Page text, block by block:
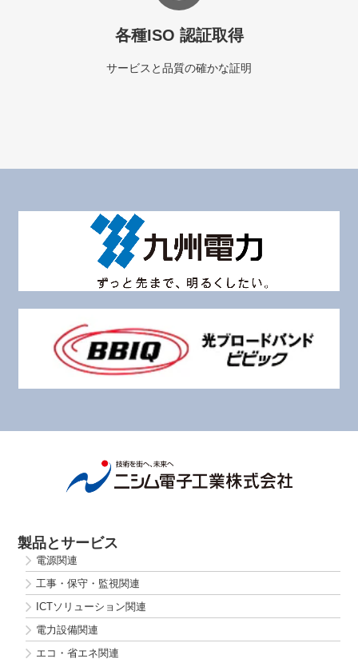
各種ISO 認証取得
サービスと品質の確かな証明
製品とサービス
電源関連
工事・保守・監視関連
ICTソリューション関連
電力設備関連
エコ・省エネ関連